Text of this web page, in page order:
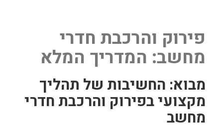
פירוק והרכבת חדרי
מחשב: המדריך המלא
מבוא: החשיבות של תהליך
מקצועי בפירוק והרכבת חדרי
מחשב